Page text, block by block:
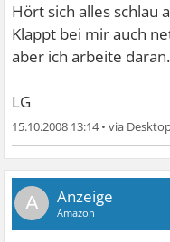
Hört sich alles schlau
Klappt bei mir auch
aber ich arbeite
LG
15.10.2008 13:14•
A